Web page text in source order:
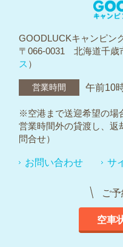
GOODLUCKキャンピン
〒066-0031 北海道千歳
ス ）
営業時間 午前10
※空港まで送迎希望の場
営業時間外の貸渡し、返
問合せ）
お問い合わせ サ
ご
空車